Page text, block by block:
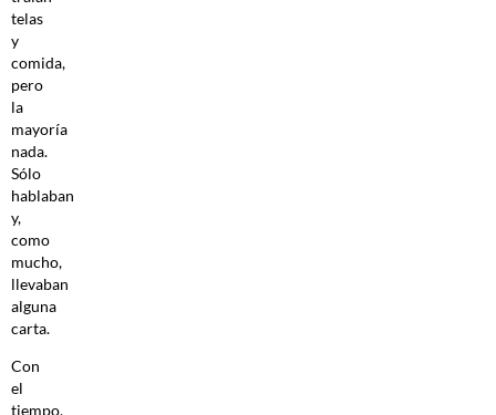
telas
y
comida,
pero
la
mayoría
nada.
Sólo
hablaban
y,
como
mucho,
llevaban
alguna
carta.
Con
el
tiempo,